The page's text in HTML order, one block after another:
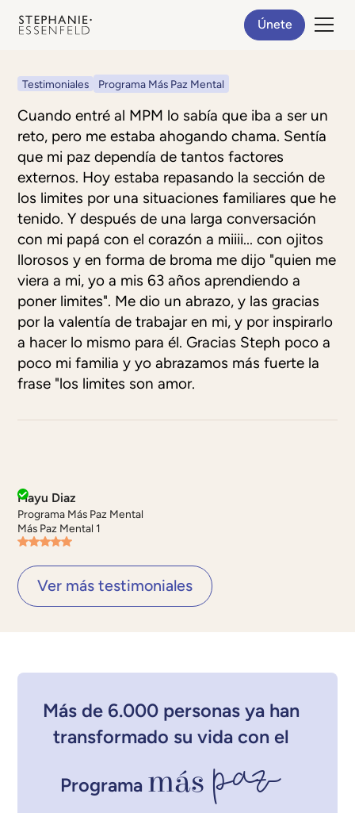
Únete
Testimoniales Programa Más Paz Mental
Cuando entré al MPM lo sabía que iba a ser un
reto, pero me estaba ahogando chama. Sentía
que mi paz dependía de tantos factores
externos. Hoy estaba repasando la sección de
los limites por una situaciones familiares que he
tenido. Y después de una larga conversación
con mi papá con el corazón a miiii... con ojitos
llorosos y en forma de broma me dijo "quien me
viera a mi, yo a mis 63 años aprendiendo a
poner limites". Me dio un abrazo, y las gracias
por la valentía de trabajar en mi, y por inspirarlo
a hacer lo mismo para él. Gracias Steph poco a
poco mi familia y yo abrazamos más fuerte la
frase "los limites son amor.
Mayu Diaz
Programa Más Paz Mental
Más Paz Mental 1
Ver más testimoniales
Más de 6.000 personas ya han
transformado su vida con el
Programa más paz